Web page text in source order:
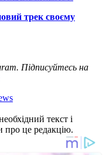
трек своєму
Підписуйтесь на
текст і
про це редакцію.